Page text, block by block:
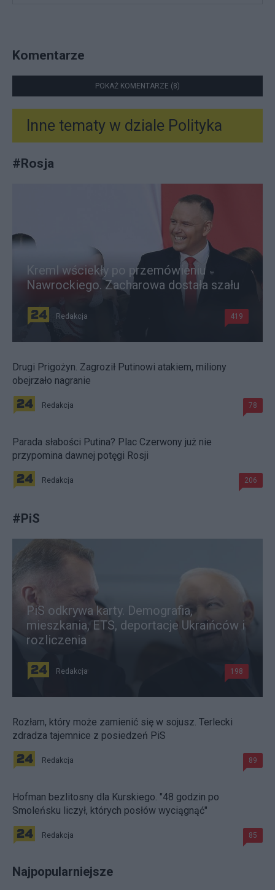
Komentarze
POKAŻ KOMENTARZE (8)
Inne tematy w dziale Polityka
#Rosja
Kreml wściekły po przemówieniu
Nawrockiego. Zacharowa dostała szału
Redakcja 419
Drugi Prigożyn. Zagroził Putinowi atakiem, miliony
obejrzało nagranie
Redakcja 78
Parada słabości Putina? Plac Czerwony już nie
przypomina dawnej potęgi Rosji
Redakcja 206
#PiS
PiS odkrywa karty. Demografia,
mieszkania, ETS, deportacje Ukraińców i
rozliczenia
Redakcja 198
Rozłam, który może zamienić się w sojusz. Terlecki
zdradza tajemnice z posiedzeń PiS
Redakcja 89
Hofman bezlitosny dla Kurskiego. "48 godzin po
Smoleńsku liczył, których posłów wyciągnąć"
Redakcja 85
Najpopularniejsze